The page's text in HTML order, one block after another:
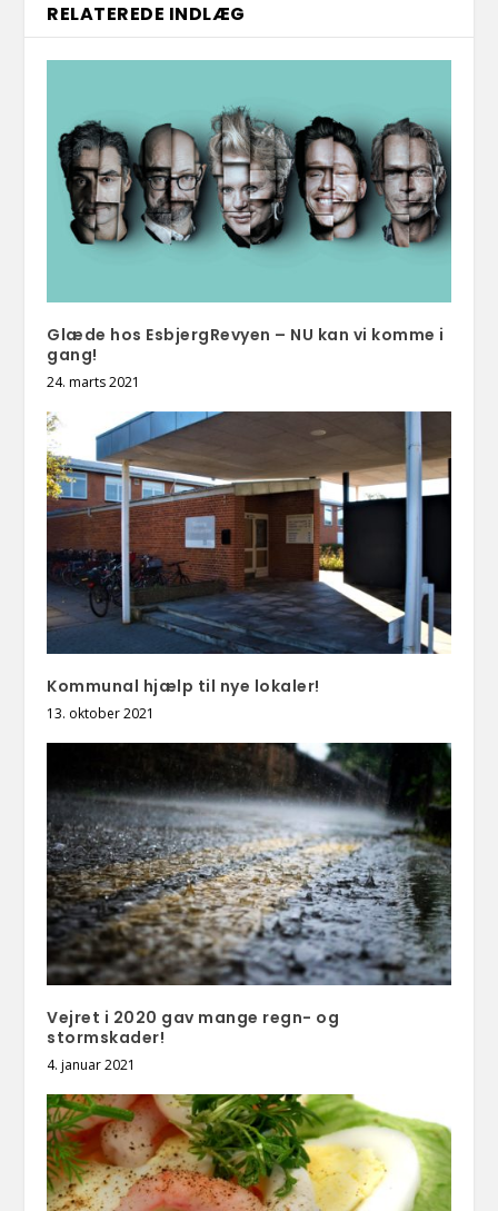
RELATEREDE INDLÆG
Glæde hos EsbjergRevyen – NU kan vi komme i
gang!
24. marts 2021
Kommunal hjælp til nye lokaler!
13. oktober 2021
Vejret i 2020 gav mange regn- og
stormskader!
4. januar 2021